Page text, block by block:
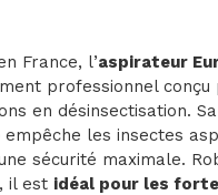
France, l’aspirateur
professionnel conçu
en désinsectisation. Sa
empêche les insectes
sécurité maximale.
il est idéal pour les